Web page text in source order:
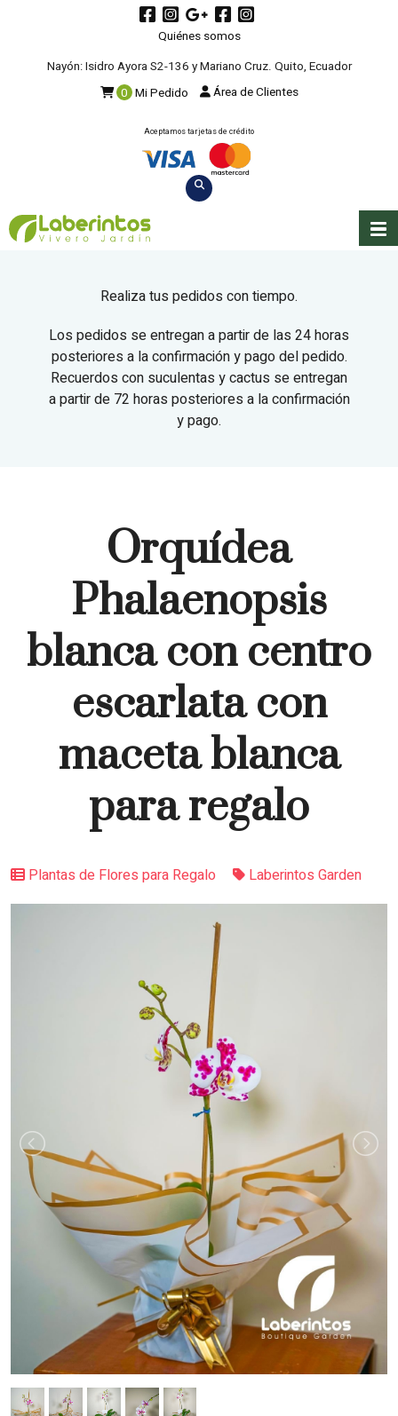
Quiénes somos
Nayón: Isidro Ayora S2-136 y Mariano Cruz. Quito, Ecuador
0 Mi Pedido Área de Clientes
Aceptamos tarjetas de crédito
Realiza tus pedidos con tiempo.
Los pedidos se entregan a partir de las 24 horas
posteriores a la confirmación y pago del pedido.
Recuerdos con suculentas y cactus se entregan
a partir de 72 horas posteriores a la confirmación
y pago.
Orquídea
Phalaenopsis
blanca con centro
escarlata con
maceta blanca
para regalo
Plantas de Flores para Regalo Laberintos Garden